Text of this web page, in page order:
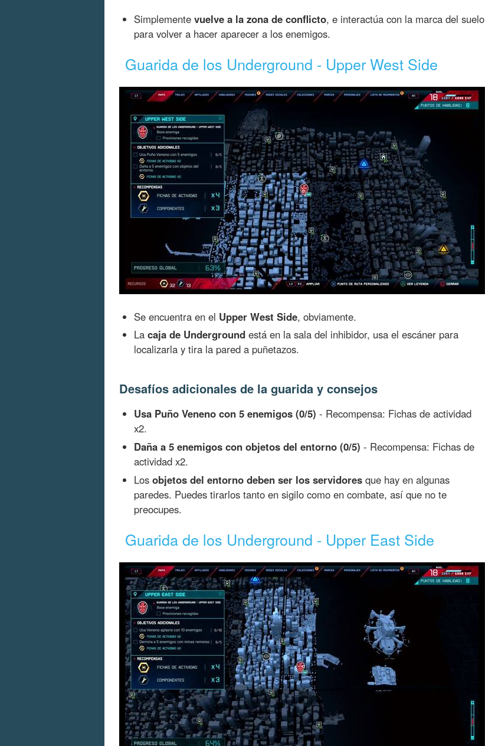
Simplemente vuelve a la zona de conflicto, e interactúa con la marca del suelo
para volver a hacer aparecer a los enemigos.
Guarida de los Underground - Upper West Side
Se encuentra en el Upper West Side, obviamente.
La caja de Underground está en la sala del inhibidor, usa el escáner para
localizarla y tira la pared a puñetazos.
Desafíos adicionales de la guarida y consejos
Usa Puño Veneno con 5 enemigos (0/5) - Recompensa: Fichas de actividad
x2.
Daña a 5 enemigos con objetos del entorno (0/5) - Recompensa: Fichas de
actividad x2.
Los objetos del entorno deben ser los servidores que hay en algunas
paredes. Puedes tirarlos tanto en sigilo como en combate, así que no te
preocupes.
Guarida de los Underground - Upper East Side